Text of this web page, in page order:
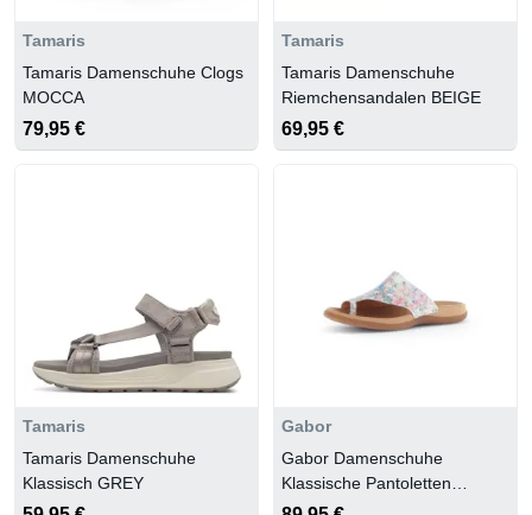
Tamaris
Tamaris Damenschuhe Clogs
MOCCA
79,95 €
Tamaris
Tamaris Damenschuhe
Riemchensandalen BEIGE
69,95 €
Tamaris
Tamaris Damenschuhe
Klassisch GREY
Gabor
Gabor Damenschuhe
Klassische Pantoletten
weiss/multic.